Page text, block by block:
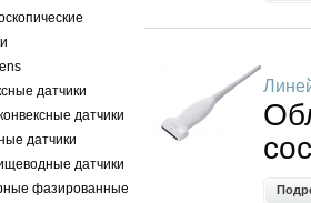
датчики
датчики
датчики
датчики
фазированные